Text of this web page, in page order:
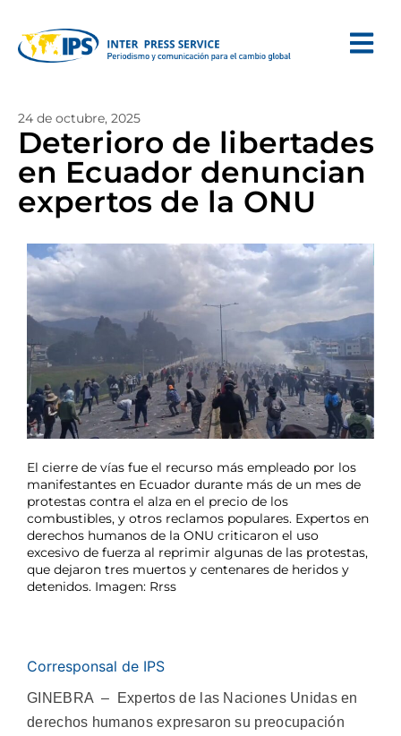
24 de octubre, 2025
Deterioro de libertades
en Ecuador denuncian
expertos de la ONU
El cierre de vías fue el recurso más empleado por los
manifestantes en Ecuador durante más de un mes de
protestas contra el alza en el precio de los
combustibles, y otros reclamos populares. Expertos en
derechos humanos de la ONU criticaron el uso
excesivo de fuerza al reprimir algunas de las protestas,
que dejaron tres muertos y centenares de heridos y
detenidos. Imagen: Rrss
Corresponsal de IPS
GINEBRA – Expertos de las Naciones Unidas en
derechos humanos expresaron su preocupación